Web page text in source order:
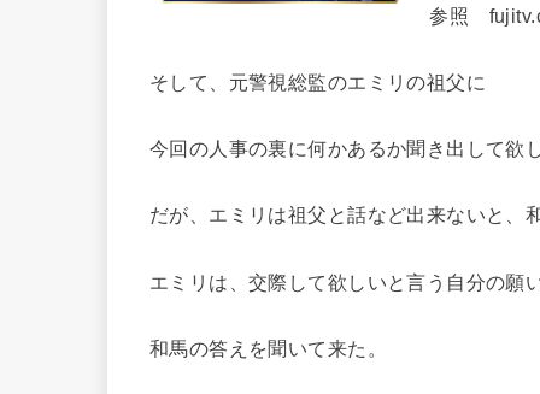
参照
そして、元警視総監のエミリの祖父に
今回の人事の裏に何かあるか聞き出して欲
だが、エミリは祖父と話など出来ないと、
エミリは、交際して欲しいと言う自分の願
和馬の答えを聞いて来た。